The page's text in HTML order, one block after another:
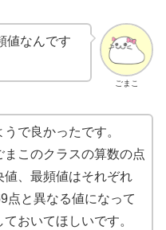
ごまこ
値なんです
で良かったです。
まこのクラスの算数の点
、最頻値はそれぞれ
点と異なる値になって
おいてほしいです。